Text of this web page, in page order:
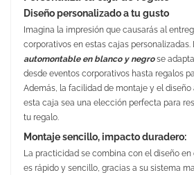
Diseño personalizado a tu gusto
Imagina la impresión que causarás al
corporativos en estas cajas personalizadas.
automontable en blanco y negro se
desde eventos corporativos hasta regalos
Además, la facilidad de montaje y el
esta caja sea una elección perfecta para
tu regalo.
Montaje sencillo, impacto duradero:
La practicidad se combina con el diseño en
es rápido y sencillo, gracias a su sistema